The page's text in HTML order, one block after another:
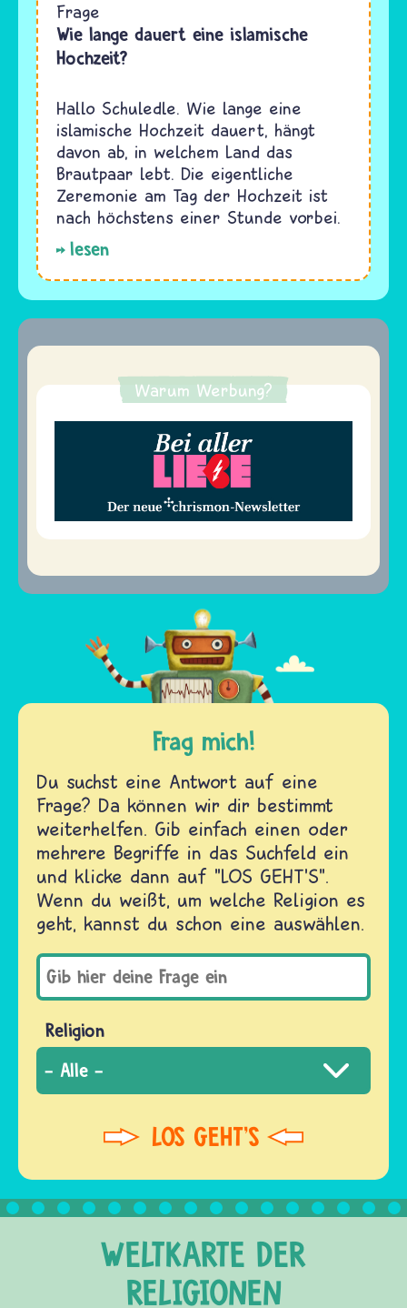
Frage
Wie lange dauert eine islamische
Hochzeit?
Hallo Schuledle. Wie lange eine
islamische Hochzeit dauert, hängt
davon ab, in welchem Land das
Brautpaar lebt. Die eigentliche
Zeremonie am Tag der Hochzeit ist
nach höchstens einer Stunde vorbei.
lesen
Warum Werbung?
Frag mich!
Du suchst eine Antwort auf eine
Frage? Da können wir dir bestimmt
weiterhelfen. Gib einfach einen oder
mehrere Begriffe in das Suchfeld ein
und klicke dann auf "LOS GEHT'S".
Wenn du weißt, um welche Religion es
geht, kannst du schon eine auswählen.
Religion